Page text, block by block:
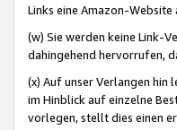
Links eine Amazon-
(w) Sie werden keine Link-
dahingehend hervorrufen,
(x) Auf unser Verlangen hin
im Hinblick auf einzelne
vorlegen, stellt dies einen